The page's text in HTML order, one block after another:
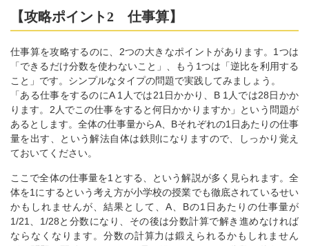
【攻略ポイント2 仕事算】
仕事算を攻略するのに、2つの大きなポイントがあります。1つは
「できるだけ分数を使わないこと」、もう1つは「逆比を利用する
こと」です。シンプルなタイプの問題で実践してみましょう。
「ある仕事をするのにA 1人では21日かかり、B 1人では28日かか
ります。2人でこの仕事をすると何日かかりますか」という問題が
あるとします。全体の仕事量からA、Bそれぞれの1日あたりの仕事
量を出す、という解法自体は鉄則になりますので、しっかり覚え
ておいてください。
ここで全体の仕事量を1とする、という解説が多く見られます。全
体を1にするという考え方が小学校の授業でも徹底されているせい
かもしれませんが、結果として、A、Bの1日あたりの仕事量が
1/21、1/28と分数になり、その後は分数計算で解き進めなければ
ならなくなります。分数の計算力は鍛えられるかもしれません